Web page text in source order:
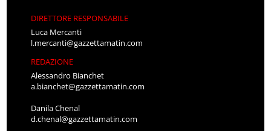
DIRETTORE RESPONSABILE
Luca Mercanti
l.mercanti@gazzettamatin.com
REDAZIONE
Alessandro Bianchet
a.bianchet@gazzettamatin.com
Danila Chenal
d.chenal@gazzettamatin.com